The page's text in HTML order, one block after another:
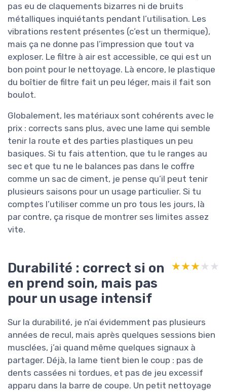
pas eu de claquements bizarres ni de bruits
métalliques inquiétants pendant l’utilisation. Les
vibrations restent présentes (c’est un thermique),
mais ça ne donne pas l’impression que tout va
exploser. Le filtre à air est accessible, ce qui est un
bon point pour le nettoyage. Là encore, le plastique
du boîtier de filtre fait un peu léger, mais il fait son
boulot.
Globalement, les matériaux sont cohérents avec le
prix : corrects sans plus, avec une lame qui semble
tenir la route et des parties plastiques un peu
basiques. Si tu fais attention, que tu le ranges au
sec et que tu ne le balances pas dans le coffre
comme un sac de ciment, je pense qu’il peut tenir
plusieurs saisons pour un usage particulier. Si tu
comptes l’utiliser comme un pro tous les jours, là
par contre, ça risque de montrer ses limites assez
vite.
Durabilité : correct si on
en prend soin, mais pas
pour un usage intensif
★★★★★
★★★★★
Sur la durabilité, je n’ai évidemment pas plusieurs
années de recul, mais après quelques sessions bien
musclées, j’ai quand même quelques signaux à
partager. Déjà, la lame tient bien le coup : pas de
dents cassées ni tordues, et pas de jeu excessif
apparu dans la barre de coupe. Un petit nettoyage